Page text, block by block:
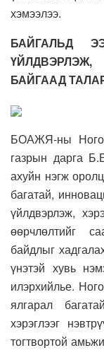
хэмээлээ.
БАЙГАЛЬД
БАЙГААД
БОАЖЯ-ны
газрын дарга
ахуйн нэгж
багатай,
үйлдвэрлэж,
өөрчлөлтийг
байдлыг
үнэтэй хувь
илэрхийлье.
ялгарал
хэрэглээг
тогтвортой